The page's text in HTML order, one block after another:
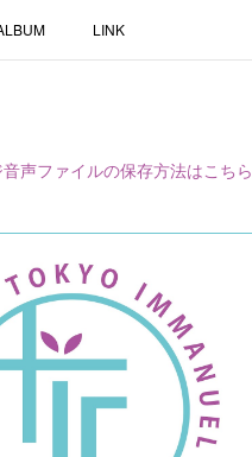
LINK
声ファイルの保存方法はこちら